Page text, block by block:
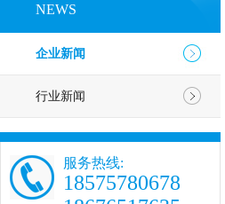
NEWS
企业新闻
行业新闻
服务热线:
18575780678